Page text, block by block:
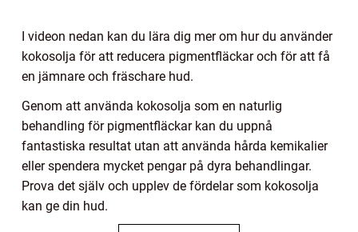
I videon nedan kan du lära dig mer om hur du använder
kokosolja för att reducera pigmentfläckar och för att få
en jämnare och fräschare hud.
Genom att använda kokosolja som en naturlig
behandling för pigmentfläckar kan du uppnå
fantastiska resultat utan att använda hårda kemikalier
eller spendera mycket pengar på dyra behandlingar.
Prova det själv och upplev de fördelar som kokosolja
kan ge din hud.